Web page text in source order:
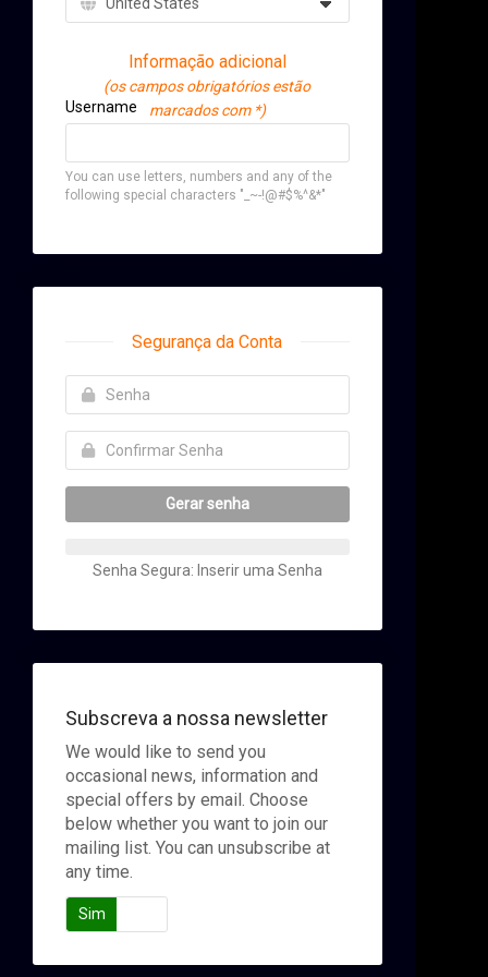
Informação adicional
(os campos obrigatórios estão
marcados com *)
Username
You can use letters, numbers and any of the
following special characters "_~-!@#$%^&*"
Segurança da Conta
Gerar senha
Senha Segura: Inserir uma Senha
Subscreva a nossa newsletter
We would like to send you
occasional news, information and
special offers by email. Choose
below whether you want to join our
mailing list. You can unsubscribe at
any time.
Sim